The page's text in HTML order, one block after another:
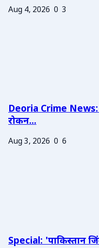
Aug 4, 2026 0 3
Deoria Crime News:
रोकन...
Aug 3, 2026 0 6
Special: 'पाकिस्तान